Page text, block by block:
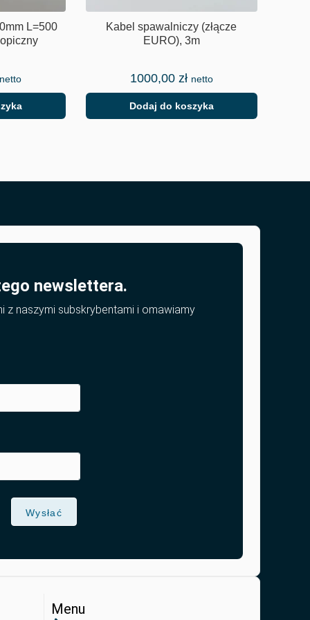
L=500
netto
Kabel spawalniczy (złącze
EURO), 3m
1000,00 zł netto
Dodaj do koszyka
newslettera.
z naszymi subskrybentami i omawiamy
Wysłać
Menu